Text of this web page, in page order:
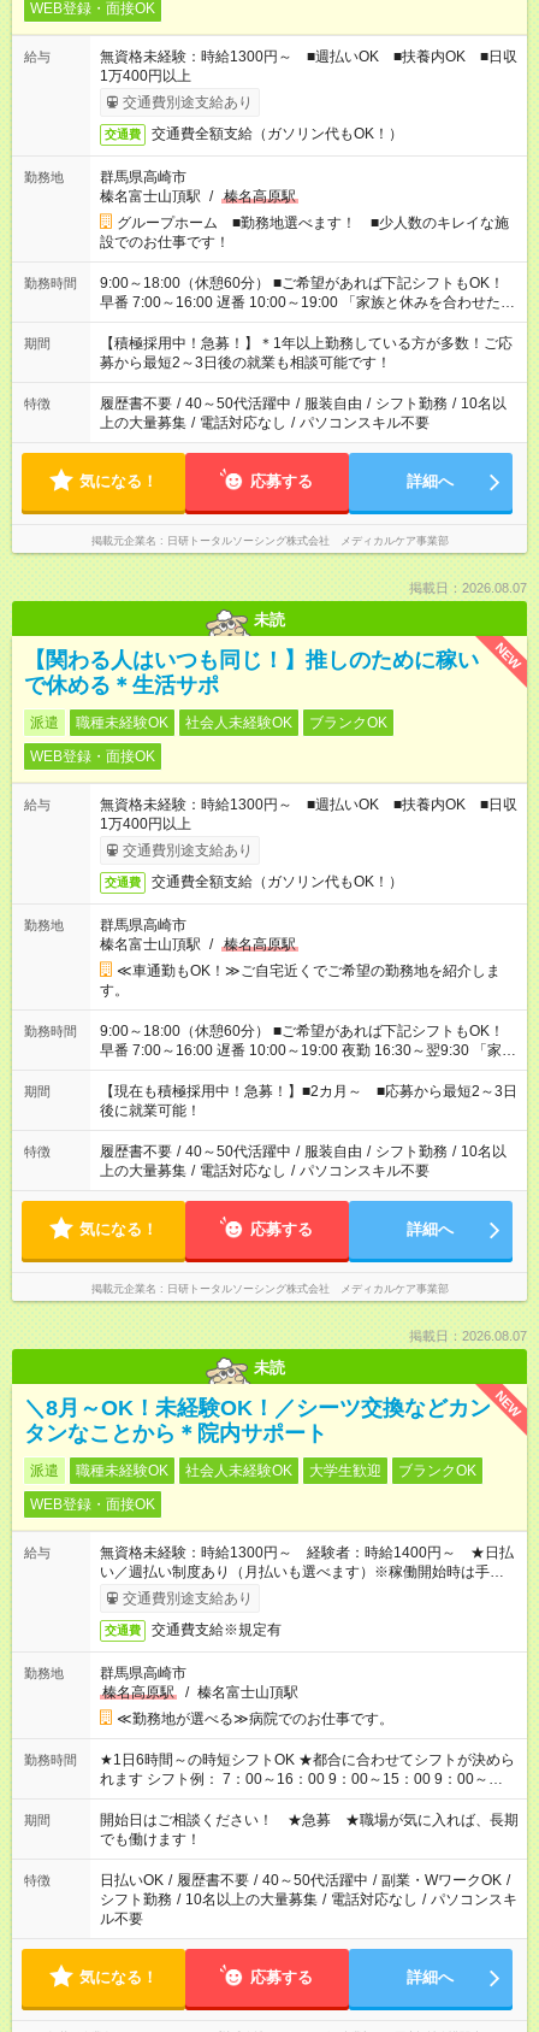
WEB登録・面接OK
給与
無資格未経験：時給1300円～ ■週払いOK ■扶養内OK ■日収
1万400円以上
交通費別途支給あり
交通費 交通費全額支給（ガソリン代もOK！）
勤務地
群馬県高崎市
榛名富士山頂駅 / 榛名高原駅
グループホーム ■勤務地選べます！ ■少人数のキレイな施
設でのお仕事です！
勤務時間
9:00～18:00（休憩60分） ■ご希望があれば下記シフトもOK！
早番 7:00～16:00 遅番 10:00～19:00 「家族と休みを合わせた
い」 「余裕を持って夕飯の準備がしたい」 「できれば残業はし
たくない」 など、ご希望を教えてくださいね。 ※Wワーク希望
の方へ 今ご覧のお仕事で希望する勤務時間と、もう1つのお仕事
の勤務時間。 合計で週40時間を超える場合は応募できません。
期間
【積極採用中！急募！】＊1年以上勤務している方が多数！ご応
募から最短2～3日後の就業も相談可能です！
特徴 履歴書不要 / 40～50代活躍中 / 服装自由 / シフト勤務 / 10名以
上の大量募集 / 電話対応なし / パソコンスキル不要
気になる！ 応募する 詳細へ
掲載元企業名 日研トータルソーシング株式会社 メディカルケア事業部
掲載日：2026.08.07
未読
NEW
【関わる人はいつも同じ！】推しのために稼い
で休める＊生活サポ
派遣 職種未経験OK 社会人未経験OK
ブランクOK
WEB登録・面接OK
給与
無資格未経験：時給1300円～ ■週払いOK ■扶養内OK ■日収
1万400円以上
交通費別途支給あり
交通費 交通費全額支給（ガソリン代もOK！）
勤務地
群馬県高崎市
榛名富士山頂駅 / 榛名高原駅
≪車通勤もOK！≫ご自宅近くでご希望の勤務地を紹介しま
す。
勤務時間
9:00～18:00（休憩60分） ■ご希望があれば下記シフトもOK！
早番 7:00～16:00 遅番 10:00～19:00 夜勤 16:30～翌9:30 「家族
と休みを合わせたい」 「余裕を持って夕飯の準備がしたい」
「できれば残業はしたくない」 など、ご希望を教えてください
ね。 ※Wワーク希望の方へ 今ご覧のお仕事で希望する勤務時間
と、もう1つのお仕事の勤務時間。 合計で週40時間を超える場
合は応募できません。
期間
【現在も積極採用中！急募！】■2カ月～ ■応募から最短2～3日
後に就業可能！
特徴 履歴書不要 / 40～50代活躍中 / 服装自由 / シフト勤務 / 10名以
上の大量募集 / 電話対応なし / パソコンスキル不要
気になる！ 応募する 詳細へ
掲載元企業名 日研トータルソーシング株式会社 メディカルケア事業部
掲載日：2026.08.07
未読
NEW
＼8月～OK！未経験OK！／シーツ交換などカン
タンなことから＊院内サポート
派遣 職種未経験OK 社会人未経験OK 大学生歓迎
ブランクOK
WEB登録・面接OK
給与
無資格未経験：時給1300円～ 経験者：時給1400円～ ★日払
い／週払い制度あり（月払いも選べます）※稼働開始時は手続き
完了次第のお支払いとなります。
交通費別途支給あり
交通費 交通費支給※規定有
勤務地
群馬県高崎市
榛名高原駅
/ 榛名富士山頂駅
≪勤務地が選べる≫病院でのお仕事です。
勤務時間
★1日6時間～の時短シフトOK ★都合に合わせてシフトが決めら
れます シフト例： 7：00～16：00 9：00～15：00 9：00～
18：00 11：00～20：00 など ※Wワークの場合、他のお仕事と
合わせ週40時間超の就業はご案内できません ※法令に基づき、
週20時間以上勤務は社会保険への加入対象となります ※労働者
派遣法（日雇い派遣の原則禁止）により、短時間・短期間の就
業はご案内が難しい場合があります
期間
開始日はご相談ください！ ★急募 ★職場が気に入れば、長期
でも働けます！
特徴 日払いOK / 履歴書不要 / 40～50代活躍中 / 副業・WワークOK /
シフト勤務 / 10名以上の大量募集 / 電話対応なし / パソコンスキ
ル不要
気になる！ 応募する 詳細へ